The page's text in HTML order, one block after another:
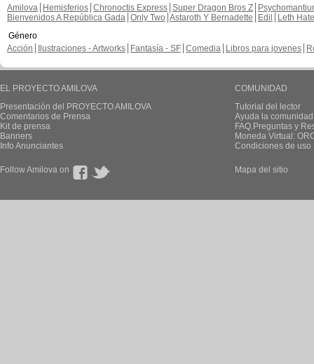
Amilova
Hemisferios Chronoctis Express Super Dragon Bros Z
Bienvenidos A República Gada Only Two Astaroth Y Bernadette Edil
Leth Hate
Género
Acción
Ilustraciones - Artworks Fantasía - SF Comedia Libros para jovenes
EL PROYECTO AMILOVA
Presentación del PROYECTO AMILOVA
Comentarios de Prensa
Kit de prensa
Banners
Info Anunciantes
COMUNIDAD
Tutorial del lector
Ayuda la
FAQ.Preguntas y
Moneda Virtual:
Condiciones de uso
Follow Amilova on Mapa del sitio